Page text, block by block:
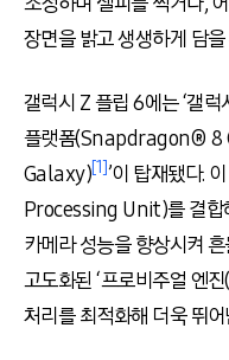
장면을 밝고 생생하게 담
갤럭시 Z플립6에는 ‘갤
플랫폼(Snapdragon® 8
Galaxy)[1]’이 탑재됐다.
Processing Unit)를 결
카메라 성능을 향상시켜
고도화된‘프로비주얼 엔진
처리를 최적화해 더욱 뛰